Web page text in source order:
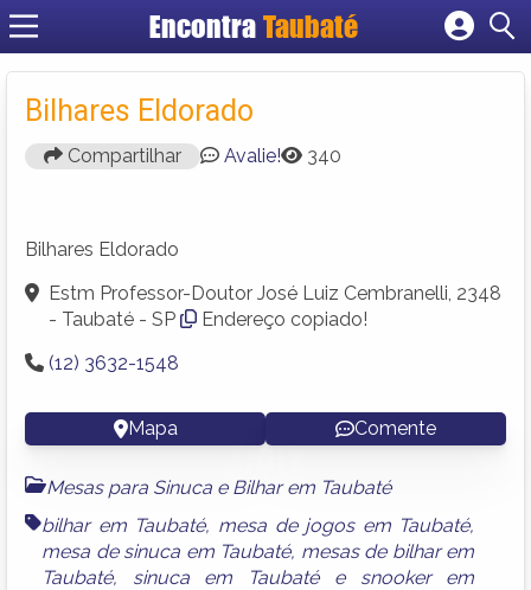
EncontraTaubaté
Cadastrar empresa
Criar conta
Bilhares Eldorado
Compartilhar Avalie! 340
Bilhares Eldorado
Estm Professor-Doutor José Luiz Cembranelli, 2348
- Taubaté - SP
Endereço copiado!
(12) 3632-1548
Mapa Comente
Mesas para Sinuca e Bilhar em Taubaté
bilhar em Taubaté, mesa de jogos em Taubaté,
mesa de sinuca em Taubaté, mesas de bilhar em
Taubaté, sinuca em Taubatée snooker em